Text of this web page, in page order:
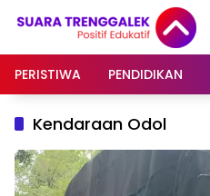
PERISTIWA
PENDIDIKAN
Kendaraan Odol